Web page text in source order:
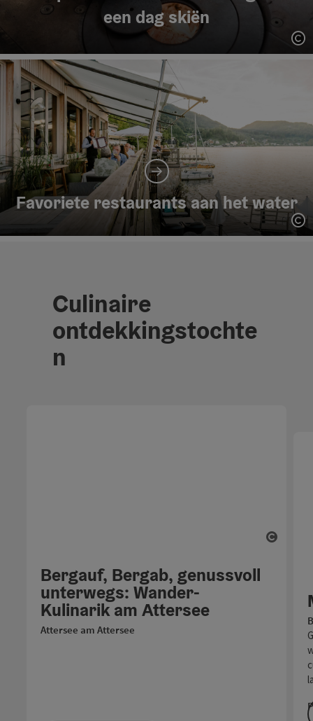
een dag skiën
Favoriete restaurants aan het water
Culinaire
ontdekkingstochte
n
Bergauf, Bergab, genussvoll
unterwegs: Wander-
Kulinarik am Attersee
Attersee am Attersee